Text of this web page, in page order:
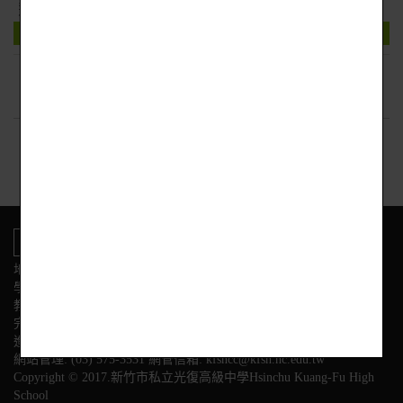
慧建築暨無人機應用實務班
地址:新竹市東區光復路二段153號
學校電話
教務處:(03) 575-3584 學務處:(03) 575-3564
完全中學部:(03)575-3558
進修部:(03) 575-3628 幼兒園:(03) 575-3595
網站管理: (03) 575-3531 網管信箱: kfshcc@kfsh.hc.edu.tw
Copyright © 2017.新竹市私立光復高級中學Hsinchu Kuang-Fu High
School